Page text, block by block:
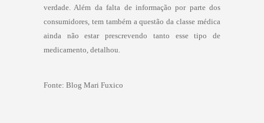
verdade. Além da falta de informação por parte dos
consumidores, tem também a questão da classe médica
ainda não estar prescrevendo tanto esse tipo de
medicamento, detalhou.
Fonte: Blog Mari Fuxico